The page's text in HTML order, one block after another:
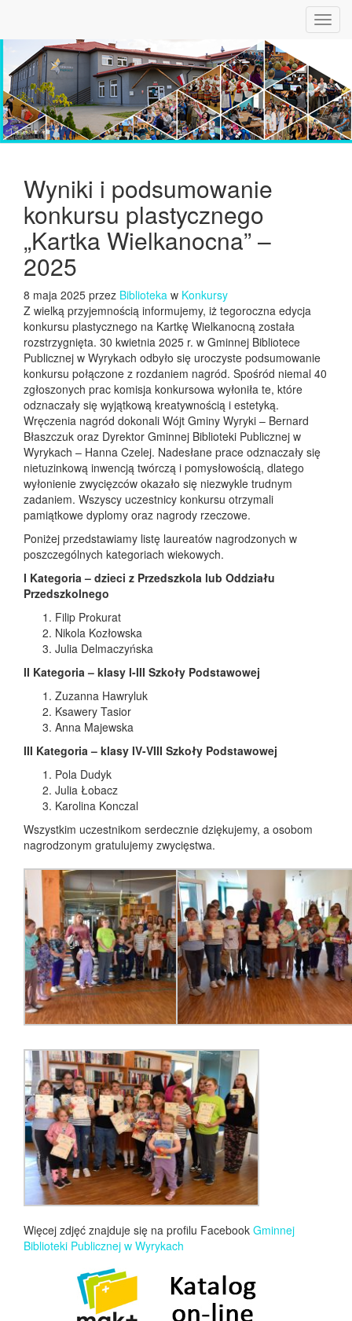
Wyniki i podsumowanie
konkursu plastycznego
„Kartka Wielkanocna” –
2025
8 maja 2025 przez Biblioteka w Konkursy
Z wielką przyjemnością informujemy, iż tegoroczna edycja
konkursu plastycznego na Kartkę Wielkanocną została
rozstrzygnięta. 30 kwietnia 2025 r. w Gminnej Bibliotece
Publicznej w Wyrykach odbyło się uroczyste podsumowanie
konkursu połączone z rozdaniem nagród. Spośród niemal 40
zgłoszonych prac komisja konkursowa wyłoniła te, które
odznaczały się wyjątkową kreatywnością i estetyką.
Wręczenia nagród dokonali Wójt Gminy Wyryki – Bernard
Błaszczuk oraz Dyrektor Gminnej Biblioteki Publicznej w
Wyrykach – Hanna Czelej. Nadesłane prace odznaczały się
nietuzinkową inwencją twórczą i pomysłowością, dlatego
wyłonienie zwycięzców okazało się niezwykle trudnym
zadaniem. Wszyscy uczestnicy konkursu otrzymali
pamiątkowe dyplomy oraz nagrody rzeczowe.
Poniżej przedstawiamy listę laureatów nagrodzonych w
poszczególnych kategoriach wiekowych.
I Kategoria – dzieci z Przedszkola lub Oddziału
Przedszkolnego
Filip Prokurat
Nikola Kozłowska
Julia Delmaczyńska
II Kategoria – klasy I-III Szkoły Podstawowej
Zuzanna Hawryluk
Ksawery Tasior
Anna Majewska
III Kategoria – klasy IV-VIII Szkoły Podstawowej
Pola Dudyk
Julia Łobacz
Karolina Konczal
Wszystkim uczestnikom serdecznie dziękujemy, a osobom
nagrodzonym gratulujemy zwycięstwa.
Więcej zdjęć znajduje się na profilu Facebook Gminnej
Biblioteki Publicznej w Wyrykach